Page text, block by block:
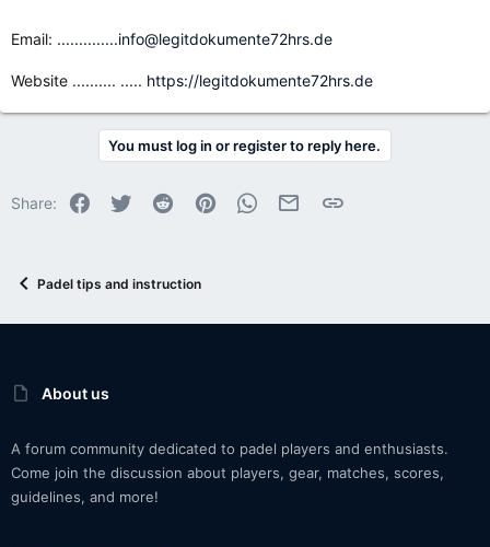
Email: ..............info@legitdokumente72hrs.de
Website .......... ..... https://legitdokumente72hrs.de
You must log in or register to reply here.
Share: Facebook
Twitter Reddit PinterestWhatsApp
Email Link
Padel tips and instruction
About us
A forum community dedicated to padel players and enthusiasts.
Come join the discussion about players, gear, matches, scores,
guidelines, and more!